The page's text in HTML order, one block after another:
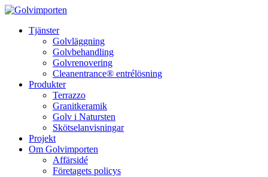
Tjänster
Golvläggning
Golvbehandling
Golvrenovering
Cleanentrance® entrélösning
Produkter
Terrazzo
Granitkeramik
Golv i Natursten
Skötselanvisningar
Projekt
Om Golvimporten
Affärsidé
Företagets policys